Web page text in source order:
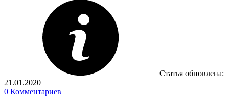
Статья обновлена:
21.01.2020
0 Комментариев